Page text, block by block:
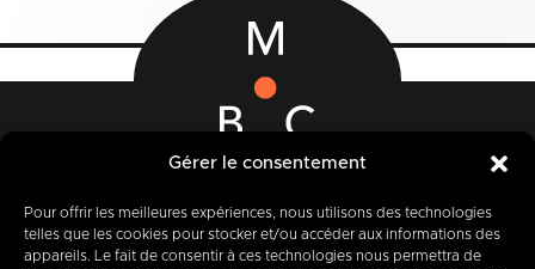
Gérer le consentement
Pour offrir les meilleures expériences, nous utilisons des technologies
telles que les cookies pour stocker et/ou accéder aux informations des
appareils. Le fait de consentir à ces technologies nous permettra de
12-14 Rue des Quatre Fils Aymon